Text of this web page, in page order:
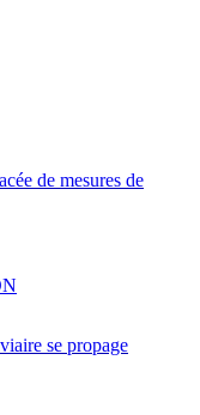
de mesures de
se propage